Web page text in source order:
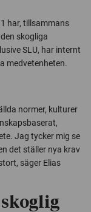
har, tillsammans
skogliga
SLU, har internt
medvetenheten.
normer, kulturer
Jag tycker mig se
det ställer nya krav
säger Elias